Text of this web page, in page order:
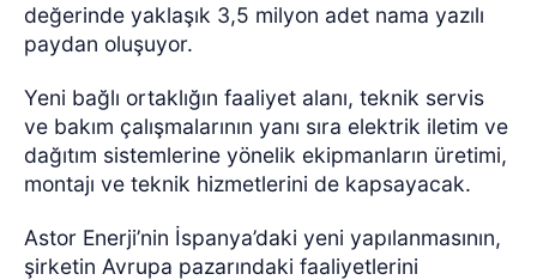
değerinde yaklaşık 3,5 milyon adet nama yazılı
paydan oluşuyor.
Yeni bağlı ortaklığın faaliyet alanı, teknik servis
ve bakım çalışmalarının yanı sıra elektrik iletim ve
dağıtım sistemlerine yönelik ekipmanların üretimi,
montajı ve teknik hizmetlerini de kapsayacak.
Astor Enerji’nin İspanya’daki yeni yapılanmasının,
şirketin Avrupa pazarındaki faaliyetlerini